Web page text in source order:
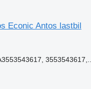
Econic Antos lastbil
3553543617,...